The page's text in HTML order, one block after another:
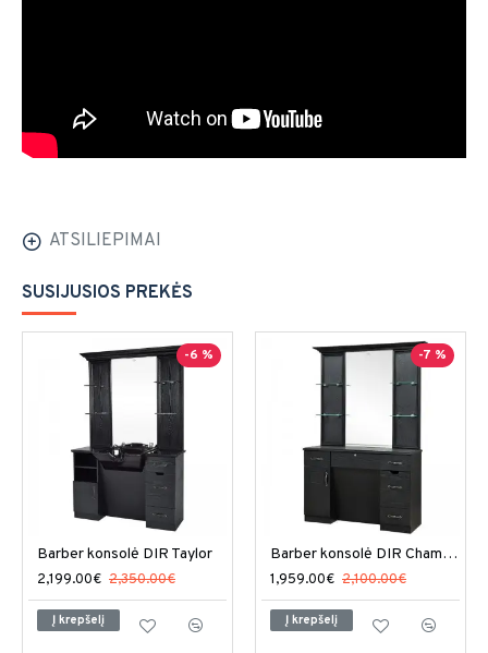
ATSILIEPIMAI
SUSIJUSIOS PREKĖS
-6 %
Barber konsolė DIR Taylor
2,199.00€ 2,350.00€
Į krepšelį
-7 %
Barber konsolė DIR Champion
1,959.00€ 2,100.00€
Į krepšelį